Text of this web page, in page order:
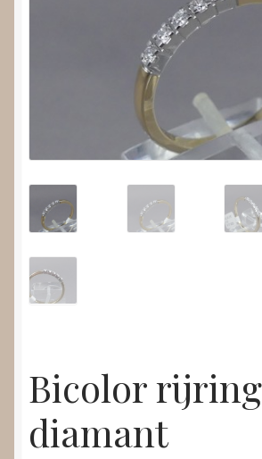
Bicolor rijring
diamant